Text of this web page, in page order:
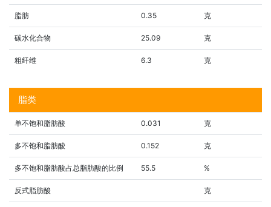
脂肪 0.35 克
碳水化合物 25.09 克
粗纤维 6.3 克
脂类
单不饱和脂肪酸 0.031 克
多不饱和脂肪酸 0.152 克
多不饱和脂肪酸占总脂肪酸的比例 55.5 %
反式脂肪酸 克